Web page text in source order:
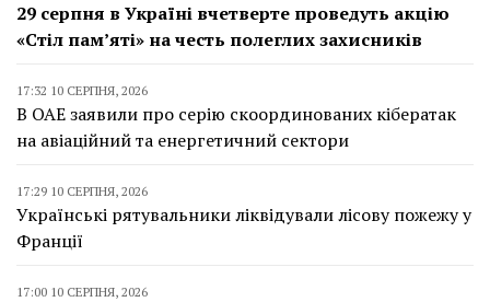
29 серпня в Україні вчетверте проведуть акцію
«Стіл пам’яті» на честь полеглих захисників
17:32 10 СЕРПНЯ, 2026
В ОАЕ заявили про серію скоординованих кібератак
на авіаційний та енергетичний сектори
17:29 10 СЕРПНЯ, 2026
Українські рятувальники ліквідували лісову пожежу у
Франції
17:00 10 СЕРПНЯ, 2026